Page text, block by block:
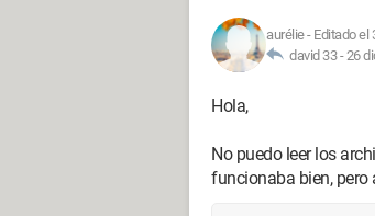
aurélie- Editado el
david 33 -26
Hola,
No puedo leer los
funcionaba bien, pero